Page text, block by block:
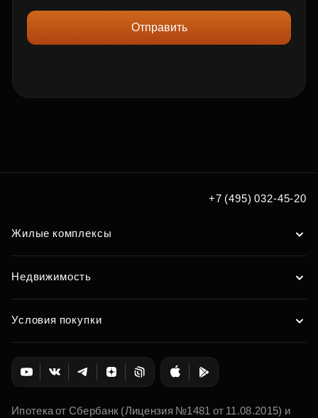
Отправить
+7 (495) 032-45-20
Жилые комплексы
Недвижимость
Условия покупки
Ипотека от Сбербанк (Лицензия №1481 от 11.08.2015) и